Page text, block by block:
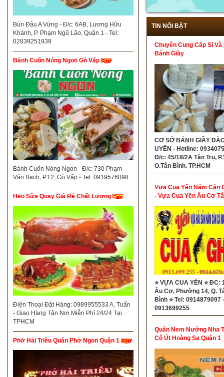
Bún Đậu A Vừng - Đ/c: 6AB, Lương Hữu
Khánh, P. Phạm Ngũ Lão, Quận 1 - Tel:
02839251939
Bánh Cuốn Nóng Ngon Gò Vấp
Bánh Cuốn Nóng Ngon - Đ/c: 730 Phạm
Văn Bạch, P.12, Gò Vấp - Tel: 0919576098
Heo Sữa Quay Giá Rẻ Chất Lượng
Điện Thoại Đặt Hàng: 0989955533 A. Tuấn
- Giao Hàng Tận Nơi Miễn Phí 24/24 Tại
TPHCM
Phở Hải Triều Quán Phở Ngon Quận 1
TIN NỔI BẬT
Chuyên Cung Cấp Sỉ Và
Bánh Giầy
CƠ SỞ BÁNH GIẦY
UYÊN - Hotline:
Đ/c: 45/18/2A Tân Trụ,
Q.Tân Bình, TP.HCM
Vựa Cua Yến Năm Căn
- Vựa Cua Yến Âu Cơ
⭐ VỰA CUA YẾN ⭐ ĐC:
Âu Cơ, Phường 14, Q.
Bình ⭐ Tel: 0914879097 -
0913699255
Quán Nem Nướng Nha
Cô Út Hoàng Sa Quận 1